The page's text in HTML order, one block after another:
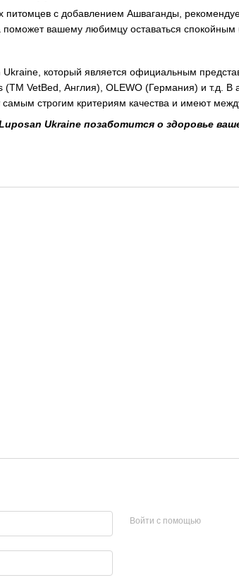
питомцев с добавлением Ашваганды,
поможет вашему любимцу оставаться спокойным
который является официальным
VetBed, Англия), OLEWO (Германия) и т.д.
строгим критериям качества и имеют
Ukraine позаботится о здоровье
Войти с помощью